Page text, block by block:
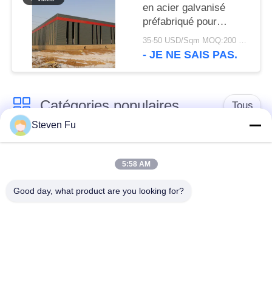
en acier galvanisé
préfabriqué pour
stockage
35-50 USD/Sqm MOQ:200 mètres carrés
- JE NE SAIS PAS.
Catégories populaires Tous
entrepôt de structure
Atelier de structure
métallique
construction de
Fabrication de
Steven Fu
5:58 AM
Good day, what product are you looking for?